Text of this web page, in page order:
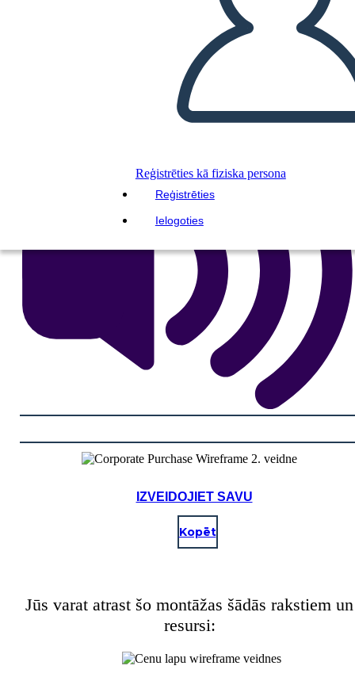
Reģistrēties kā fiziska persona
Reģistrēties
Ielogoties
Kopējiet šo stāstu tabulu
IZVEIDOT STĀSTU SHĒMU
ATSKAŅOT SLAIDRĀDI
IZLASI MAN
IZVEIDOJIET SAVU
Kopēt
Jūs varat atrast šo montāžas šādās rakstiem un
resursi: